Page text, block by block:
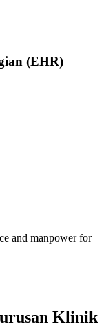
(EHR)
and manpower for
Klinik